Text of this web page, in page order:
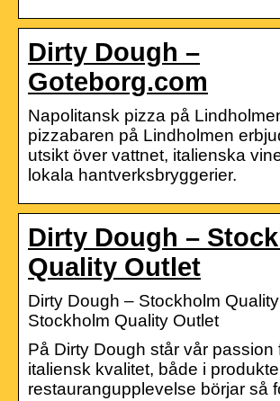
Dirty Dough –
Goteborg.com
Napolitansk pizza på
pizzabaren på Lindholmen
utsikt över vattnet, italienska
lokala hantverksbryggerier.
Dirty Dough –
Quality Outlet
Dirty Dough – Stockholm
Stockholm Quality Outlet
På Dirty Dough står vår passion
italiensk kvalitet, både i
restaurangupplevelse börjar så